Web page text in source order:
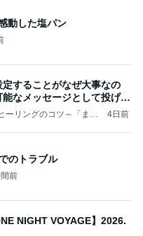
動した塩パン
することがなぜ大事なの
なメッセージとして投げる
リングのコツ～「まと
4日前
のトラブル
前
NIGHT VOYAGE】2026.